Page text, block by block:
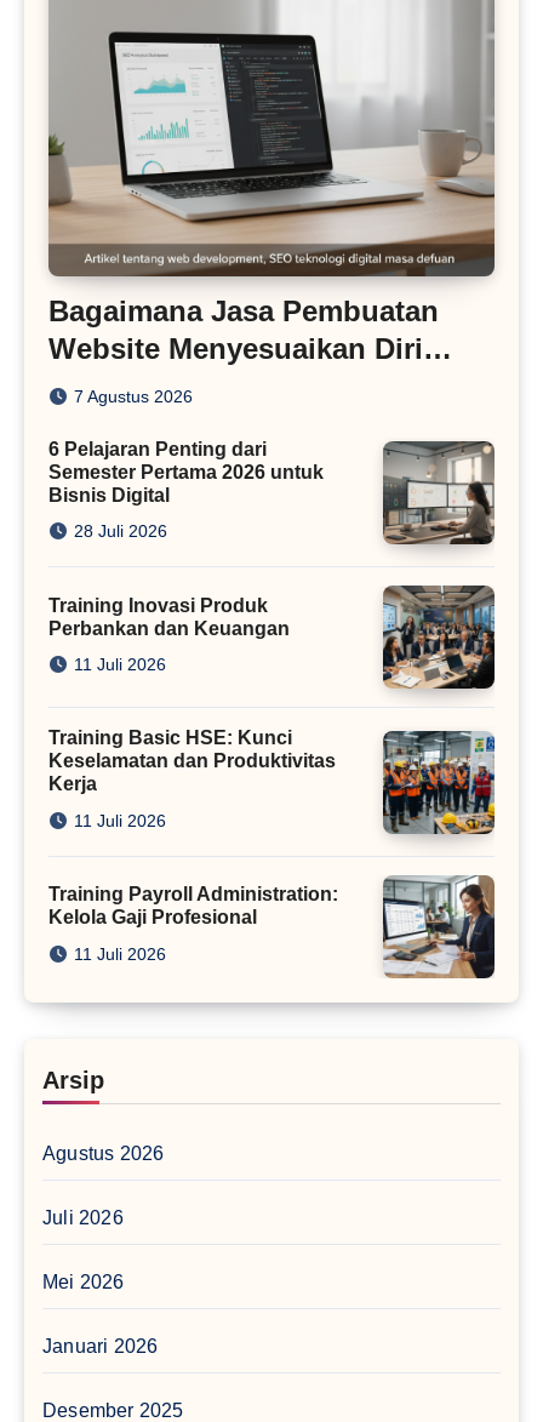
Bagaimana Jasa Pembuatan
Website Menyesuaikan Diri
dengan Algoritma SEO Masa
7 Agustus 2026
6 Pelajaran Penting dari
Semester Pertama 2026 untuk
Bisnis Digital
28 Juli 2026
Training Inovasi Produk
Perbankan dan Keuangan
11 Juli 2026
Training Basic HSE: Kunci
Keselamatan dan Produktivitas
Kerja
11 Juli 2026
Training Payroll Administration:
Kelola Gaji Profesional
11 Juli 2026
Arsip
Agustus 2026
Juli 2026
Mei 2026
Januari 2026
Desember 2025